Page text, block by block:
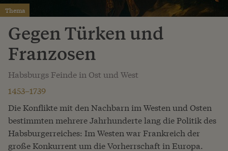
Thema
Gegen Türken und
Franzosen
Habsburgs Feinde in Ost und West
1453–1739
Die Konflikte mit den Nachbarn im Westen und Osten
bestimmten mehrere Jahrhunderte lang die Politik des
Habsburgerreiches: Im Westen war Frankreich der
große Konkurrent um die Vorherrschaft in Europa.